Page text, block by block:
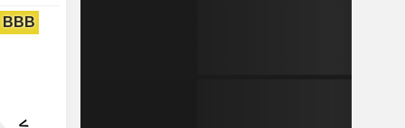
BBB